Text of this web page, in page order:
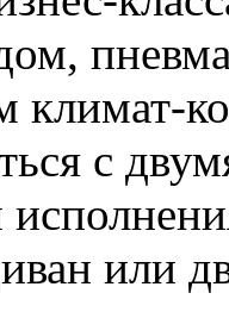
климат-
с
или